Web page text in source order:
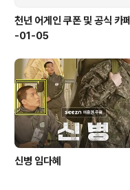
천년 어게인 쿠폰 및 공식 카페 25
-01-05
신병 임다혜